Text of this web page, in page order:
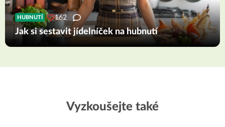
HUBNUTÍ 162
Jak si sestavit jídelníček na hubnutí
Vyzkoušejte také